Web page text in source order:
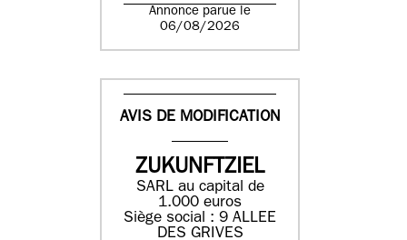
Annonce parue le
06/08/2026
AVIS DE MODIFICATION
ZUKUNFTZIEL
SARL au capital de
1.000 euros
Siège social : 9 ALLEE
DES GRIVES